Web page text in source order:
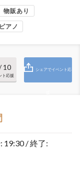
物販あり
ピアノ
10
ト応援
シェアでイベント応
19:30 / 終了: